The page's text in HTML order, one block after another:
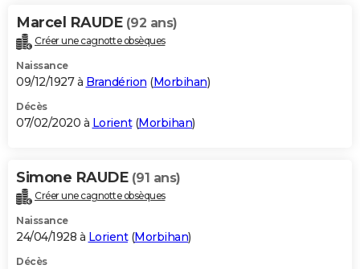
Marcel RAUDE (92 ans)
Créer une cagnotte obsèques
Naissance
09/12/1927 à Brandérion (Morbihan)
Décès
07/02/2020 à Lorient(Morbihan)
Simone RAUDE (91 ans)
Créer une cagnotte obsèques
Naissance
24/04/1928 à Lorient(Morbihan)
Décès